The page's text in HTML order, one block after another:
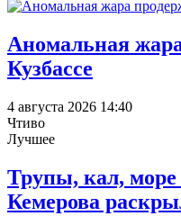
Аномальная
Кузбассе
4 августа 2026 14:40
Чтиво
Лучшее
Трупы, кал,
Кемерова